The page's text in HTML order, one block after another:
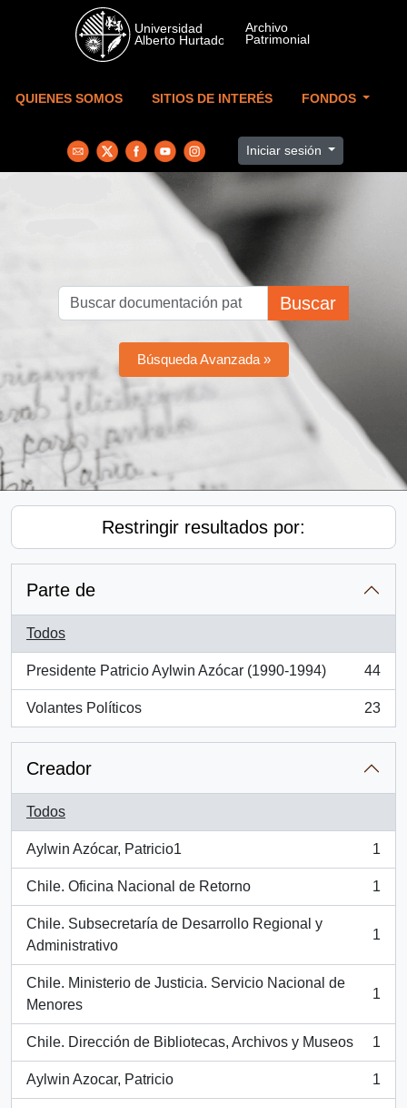
Skip to main content
QUIENES SOMOS SITIOS DE INTERÉS FONDOS
Iniciar sesión
Buscar
Búsqueda Avanzada »
Restringir resultados por:
Parte de
Todos
Presidente Patricio Aylwin Azócar (1990-1994)
, 44 resultados
44
Volantes Políticos
, 23 resultados
23
Creador
Todos
Aylwin Azócar, Patricio1
, 1 resultados
1
Chile. Oficina Nacional de Retorno
, 1 resultados
1
Chile. Subsecretaría de Desarrollo Regional y
Administrativo
, 1 resultados
1
Chile. Ministerio de Justicia. Servicio Nacional de
Menores
, 1 resultados
1
Chile. Dirección de Bibliotecas, Archivos y Museos
, 1 resultados
1
Aylwin Azocar, Patricio
, 1 resultados
1